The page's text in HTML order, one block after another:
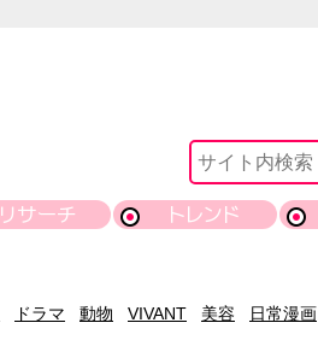
リサーチ トレンド
ドラマ 動物 VIVANT 美容 日常漫画